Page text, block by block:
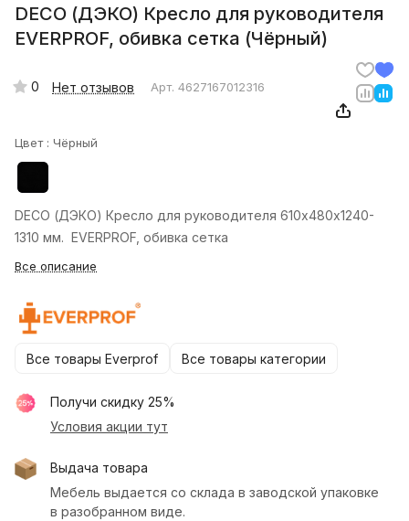
DECO (ДЭКО) Кресло для руководителя
EVERPROF, обивка сетка (Чёрный)
0 Нет отзывов Арт. 4627167012316
Цвет : Чёрный
DECO (ДЭКО) Кресло для руководителя 610х480х1240-
1310 мм. EVERPROF, обивка сетка
Все описание
Все товары Everprof Все товары категории
Получи скидку 25%
Условия акции тут
Выдача товара
Мебель выдается со склада в заводской упаковке
в разобранном виде.